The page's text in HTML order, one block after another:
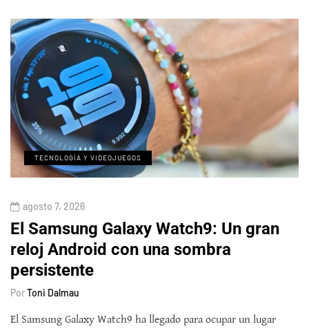
TECNOLOGÍA Y VIDEOJUEGOS
agosto 7, 2026
El Samsung Galaxy Watch9: Un gran
reloj Android con una sombra
persistente
PorToni Dalmau
El Samsung Galaxy Watch9 ha llegado para ocupar un lugar